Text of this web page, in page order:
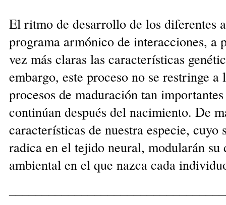
El ritmo de desarrollo de los diferentes
programa armónico de interacciones, a
vez más claras las características
embargo, este proceso no se restringe
procesos de maduración tan
continúan después del nacimiento. De
características de nuestra especie,
radica en el tejido neural, modularán
ambiental en el que nazca cada